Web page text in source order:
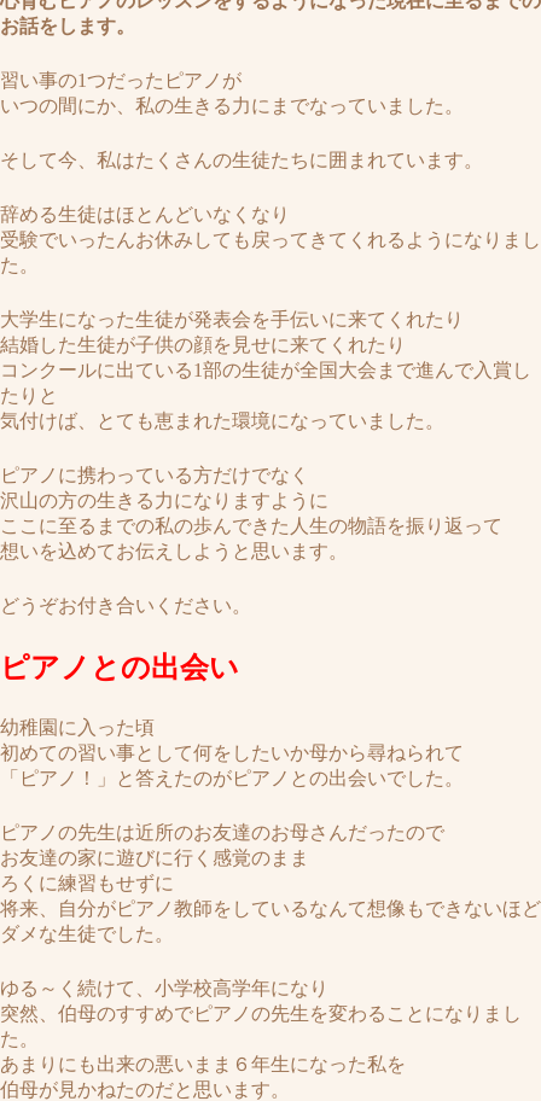
お話をします。
習い事の1つだったピアノが
いつの間にか、私の生きる力にまでなっていました。
そして今、私はたくさんの生徒たちに囲まれています。
辞める生徒はほとんどいなくなり
受験でいったんお休みしても戻ってきてくれるようになりまし
た。
大学生になった生徒が発表会を手伝いに来てくれたり
結婚した生徒が子供の顔を見せに来てくれたり
コンクールに出ている1部の生徒が全国大会まで進んで入賞し
たりと
気付けば、とても恵まれた環境になっていました。
ピアノに携わっている方だけでなく
沢山の方の生きる力になりますように
ここに至るまでの私の歩んできた人生の物語を振り返って
想いを込めてお伝えしようと思います。
どうぞお付き合いください。
ピアノとの出会い
幼稚園に入った頃
初めての習い事として何をしたいか母から尋ねられて
「ピアノ！」と答えたのがピアノとの出会いでした。
ピアノの先生は近所のお友達のお母さんだったので
お友達の家に遊びに行く感覚のまま
ろくに練習もせずに
将来、自分がピアノ教師をしているなんて想像もできないほど
ダメな生徒でした。
ゆる～く続けて、小学校高学年になり
突然、伯母のすすめでピアノの先生を変わることになりまし
た。
あまりにも出来の悪いまま６年生になった私を
伯母が見かねたのだと思います。